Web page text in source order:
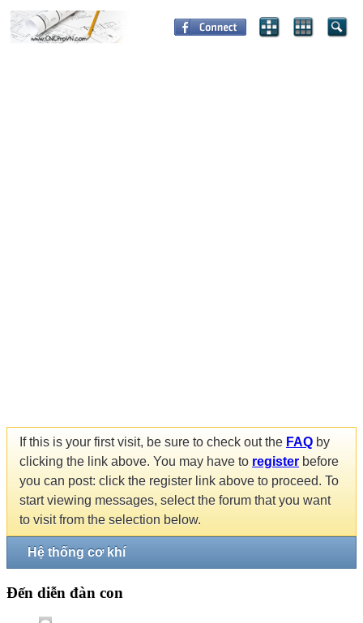
If this is your first visit, be sure to check out the FAQ by
clicking the link above. You may have to register before
you can post: click the register link above to proceed. To
start viewing messages, select the forum that you want
to visit from the selection below.
Hệ thống cơ khí
Đến diễn đàn con